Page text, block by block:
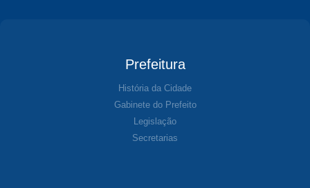
Prefeitura
História da Cidade
Gabinete do Prefeito
Legislação
Secretarias